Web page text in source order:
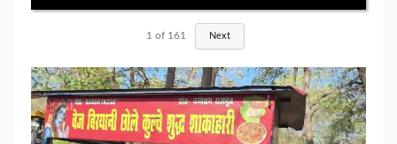
1 of 161 Next